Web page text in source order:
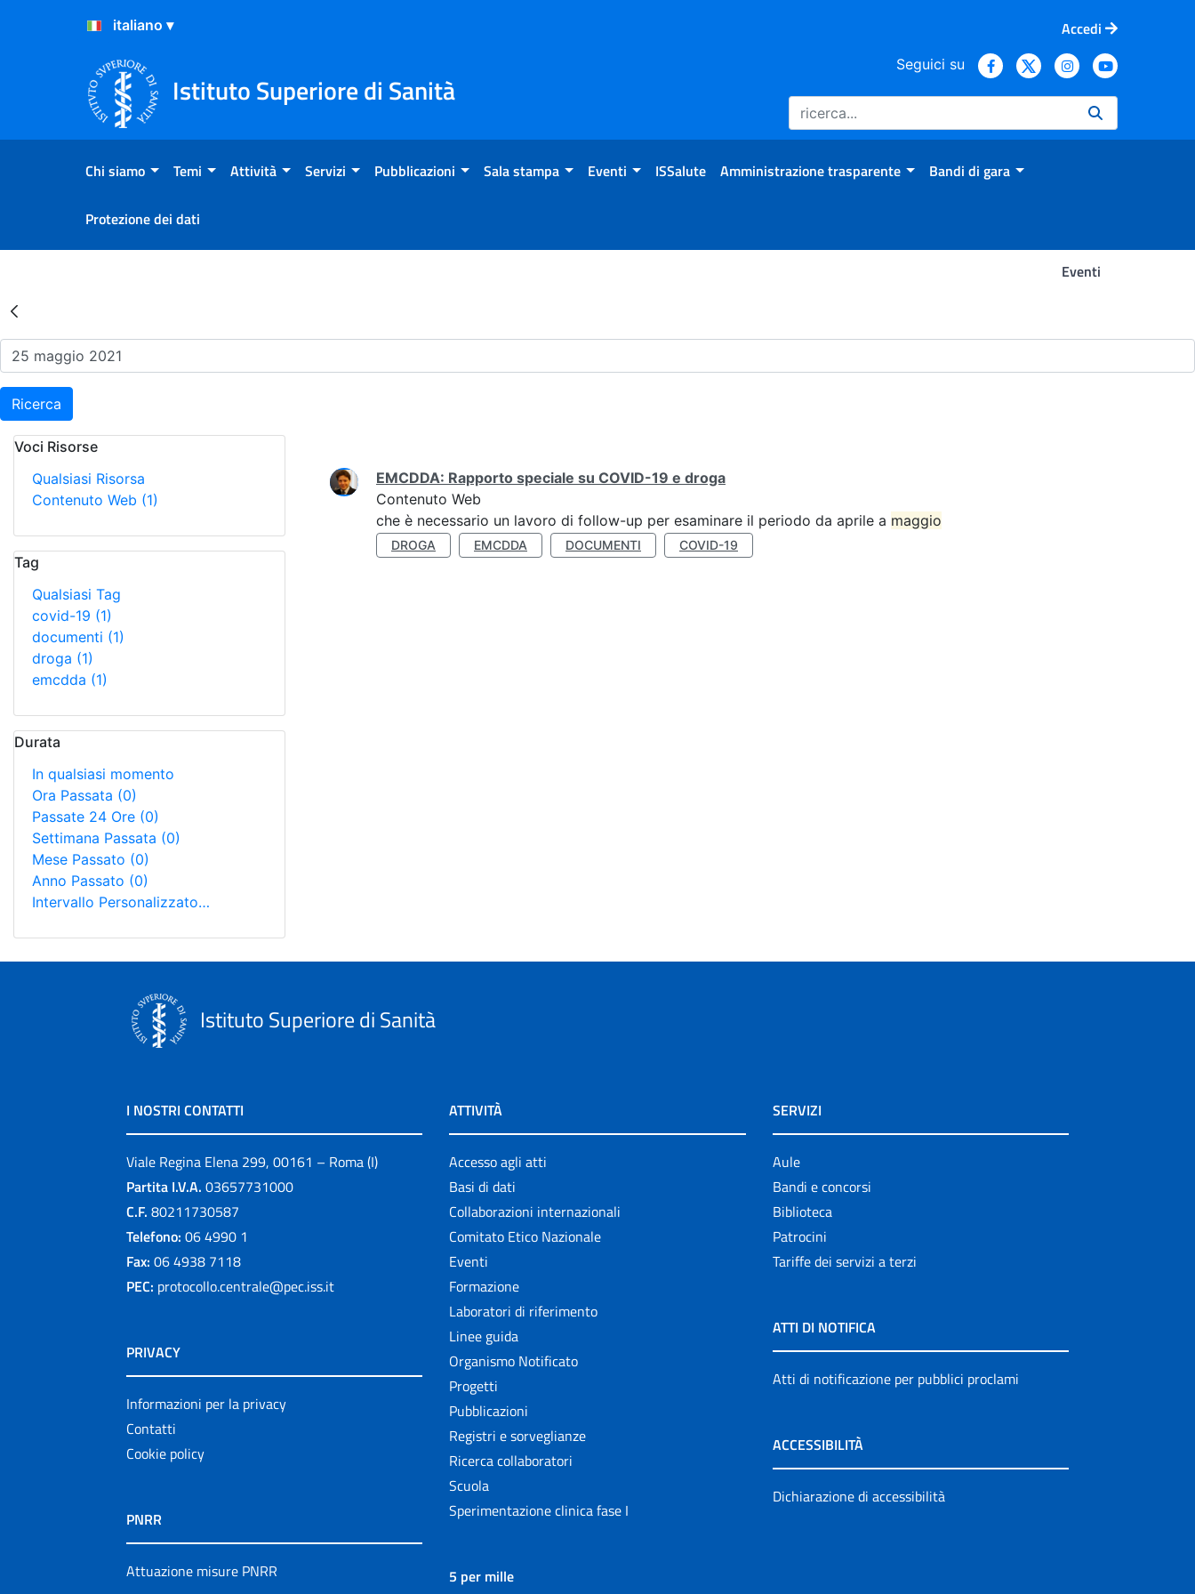
Salta al Contenuto
Salta al Footer
Accedi
Istituto Superiore di Sanità
Seguici su
Chi siamo Temi Attività Servizi Pubblicazioni Sala stampa Eventi ISSalute Amministrazione trasparente Bandi di gara
Protezione dei dati
Eventi
Risultati della Ricerca - Eventi
Ricerca
Voci Risorse
Qualsiasi Risorsa
Contenuto Web (1)
Tag
Qualsiasi Tag
covid-19 (1)
documenti (1)
droga (1)
emcdda (1)
Durata
In qualsiasi momento
Ora Passata (0)
Passate 24 Ore (0)
Settimana Passata (0)
Mese Passato (0)
Anno Passato (0)
Intervallo Personalizzato…
Ricerca
EMCDDA: Rapporto speciale su COVID-19 e droga
Contenuto Web
che è necessario un lavoro di follow-up per esaminare il periodo da aprile a maggio
DROGA EMCDDA DOCUMENTI COVID-19
Istituto Superiore di Sanità
I NOSTRI CONTATTI
Viale Regina Elena 299, 00161 – Roma (I)
Partita I.V.A. 03657731000
C.F. 80211730587
Telefono: 06 4990 1
Fax: 06 4938 7118
PEC: protocollo.centrale@pec.iss.it
PRIVACY
Informazioni per la privacy
Contatti
Cookie policy
PNRR
Attuazione misure PNRR
ATTIVITÀ
Accesso agli atti
Basi di dati
Collaborazioni internazionali
Comitato Etico Nazionale
Eventi
Formazione
Laboratori di riferimento
Linee guida
Organismo Notificato
Progetti
Pubblicazioni
Registri e sorveglianze
Ricerca collaboratori
Scuola
Sperimentazione clinica fase I
5 per mille
SERVIZI
Aule
Bandi e concorsi
Biblioteca
Patrocini
Tariffe dei servizi a terzi
ATTI DI NOTIFICA
Atti di notificazione per pubblici proclami
ACCESSIBILITÀ
Dichiarazione di accessibilità